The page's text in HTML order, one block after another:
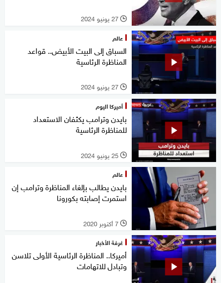
l 27 يونيو 2024
عالم
السباق إلى البيت الأبيض.. قواعد
المناظرة الرئاسية
l 27 يونيو 2024
أميركا اليوم
بايدن وترامب يكثفان الاستعداد
للمناظرة الرئاسية
l 25 يونيو 2024
عالم
بايدن يطالب بإلغاء المناظرة وترامب إن
استمرت إصابته بكورونا
l 7 أكتوبر 2020
غرفة الأخبار
أميركا.. المناظرة الرئاسية الأولى تلاسن
وتبادل للاتهامات